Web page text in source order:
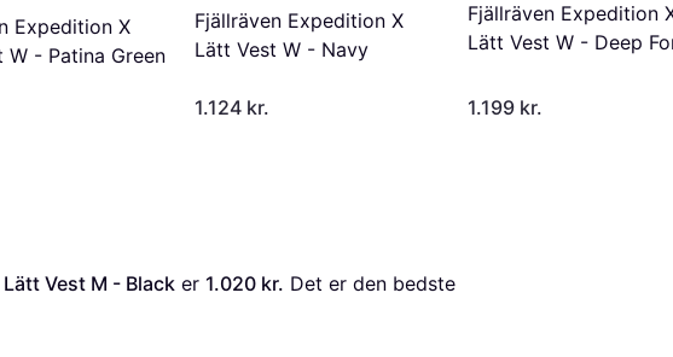
Expedition X
W - Patina Green
Fjällräven Expedition X
Lätt Vest W - Navy
1.124 kr.
Fjällräven Expedition
Lätt Vest W - Deep
1.199 kr.
Vest M - Black er 1.020 kr. Det er den bedste